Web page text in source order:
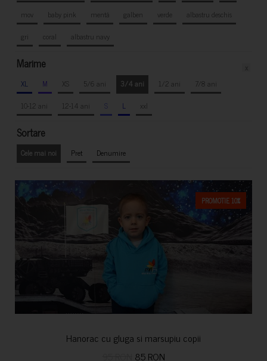
mov
baby pink mentă galben verde
albastru deschis
gri
coral albastru navy
Marime
XL M XS 5/6 ani 3/4 ani 1/2 ani
7/8 ani
10-12 ani
12-14 ani S L xxl
Sortare
Cele mai noi Pret Denumire
PROMOTIE 10%
Hanorac cu gluga si marsupiu copii
85 RON